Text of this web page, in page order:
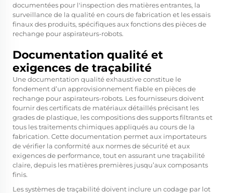
documentées pour l'inspection des matières entrantes, la
surveillance de la qualité en cours de fabrication et les essais
finaux des produits, spécifiques aux fonctions des pièces de
rechange pour aspirateurs-robots.
Documentation qualité et
exigences de traçabilité
Une documentation qualité exhaustive constitue le
fondement d’un approvisionnement fiable en pièces de
rechange pour aspirateurs-robots. Les fournisseurs doivent
fournir des certificats de matériaux détaillés précisant les
grades de plastique, les compositions des supports filtrants et
tous les traitements chimiques appliqués au cours de la
fabrication. Cette documentation permet aux importateurs
de vérifier la conformité aux normes de sécurité et aux
exigences de performance, tout en assurant une traçabilité
claire, depuis les matières premières jusqu’aux composants
finis.
Les systèmes de traçabilité doivent inclure un codage par lot